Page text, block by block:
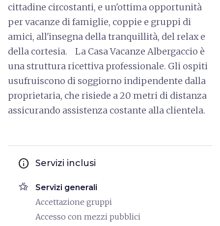
cittadine circostanti, e un'ottima opportunità
per vacanze di famiglie, coppie e gruppi di
amici, all'insegna della tranquillità, del relax e
della cortesia. La Casa Vacanze Albergaccio è
una struttura ricettiva professionale. Gli ospiti
usufruiscono di soggiorno indipendente dalla
proprietaria, che risiede a 20 metri di distanza
assicurando assistenza costante alla clientela.
info Servizi inclusi
hotel_class Servizi generali
Accettazione gruppi
Accesso con mezzi pubblici